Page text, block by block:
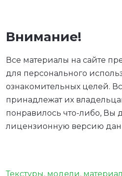
Внимание!
Все материалы на сайте
для персонального
ознакомительных целей.
принадлежат их
понравилось что-либо, Вы
лицензионную версию
Текстуры, модели,